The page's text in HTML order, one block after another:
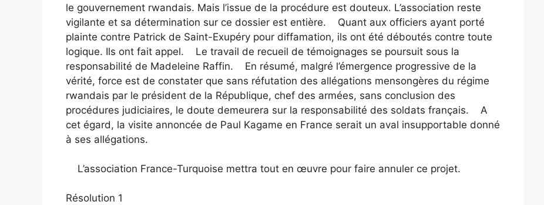
le gouvernement rwandais. Mais l’issue de la procédure est douteux. L’association reste
vigilante et sa détermination sur ce dossier est entière. Quant aux officiers ayant porté
plainte contre Patrick de Saint-Exupéry pour diffamation, ils ont été déboutés contre toute
logique. Ils ont fait appel. Le travail de recueil de témoignages se poursuit sous la
responsabilité de Madeleine Raffin. En résumé, malgré l’émergence progressive de la
vérité, force est de constater que sans réfutation des allégations mensongères du régime
rwandais par le président de la République, chef des armées, sans conclusion des
procédures judiciaires, le doute demeurera sur la responsabilité des soldats français. A
cet égard, la visite annoncée de Paul Kagame en France serait un aval insupportable donné
à ses allégations.
L’association France-Turquoise mettra tout en œuvre pour faire annuler ce projet.
Résolution 1